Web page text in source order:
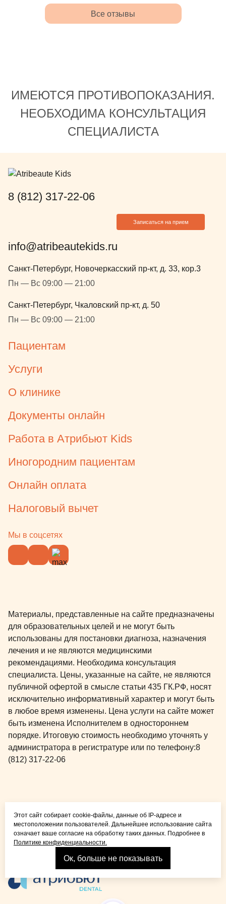
Все отзывы
ИМЕЮТСЯ ПРОТИВОПОКАЗАНИЯ.
НЕОБХОДИМА КОНСУЛЬТАЦИЯ
СПЕЦИАЛИСТА
8 (812) 317-22-06
Записаться на прием
info@atribeautekids.ru
Санкт-Петербург, Новочеркасский пр-кт, д. 33, кор.3
Пн — Вс 09:00 — 21:00
Санкт-Петербург, Чкаловский пр-кт, д. 50
Пн — Вс 09:00 — 21:00
Пациентам
Услуги
О клинике
Документы онлайн
Работа в Атрибьют Kids
Иногородним пациентам
Онлайн оплата
Налоговый вычет
Мы в соцсетях
Материалы, представленные на сайте предназначены
для образовательных целей и не могут быть
использованы для постановки диагноза, назначения
лечения и не являются медицинскими
рекомендациями. Необходима консультация
специалиста. Цены, указанные на сайте, не являются
публичной офертой в смысле статьи 435 ГК.РФ, носят
исключительно информативный характер и могут быть
в любое время изменены. Цена услуги на сайте может
быть изменена Исполнителем в одностороннем
порядке. Итоговую стоимость необходимо уточнять у
администратора в регистратуре или по телефону:8
(812) 317-22-06
детей и взрослых
Взрослая стоматология
Этот сайт собирает cookie-файлы, данные об IP-адресе и
местоположении пользователей. Дальнейшее использование сайта
означает ваше согласие на обработку таких данных. Подробнее в
Политике конфиденциальности.
Ок, больше не показывать